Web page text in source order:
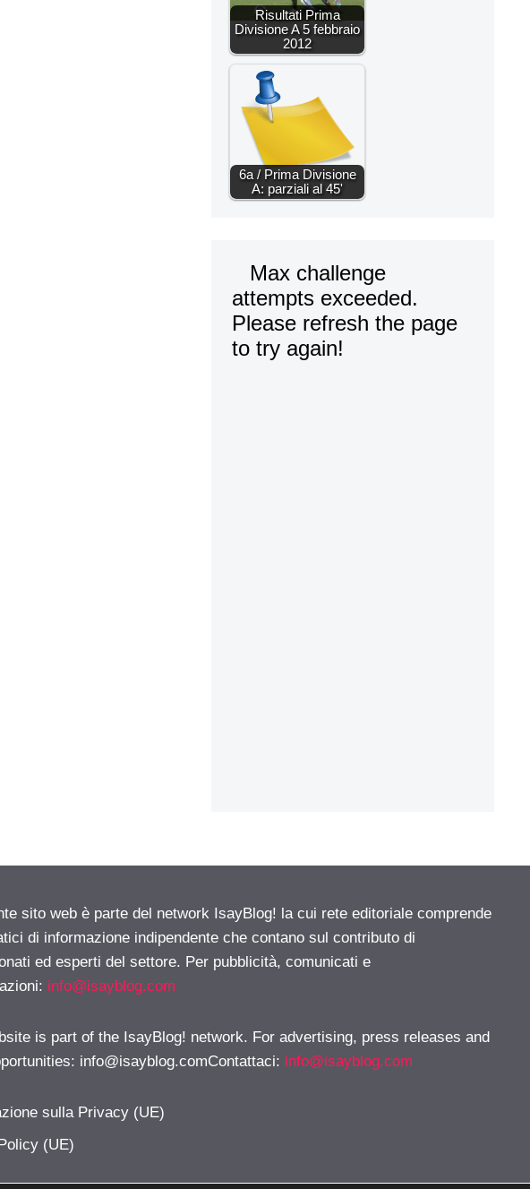
Risultati Prima
Divisione A 5 febbraio
2012
6a / Prima Divisione
A: parziali al 45'
sito web è parte del network IsayBlog! la cui rete editoriale comprende
di informazione indipendente che contano sul contributo di
ed esperti del settore. Per pubblicità, comunicati e
info@isayblog.com
is part of the IsayBlog! network. For advertising, press releases and
info@isayblog.comContattaci: info@isayblog.com
sulla Privacy (UE)
(UE)